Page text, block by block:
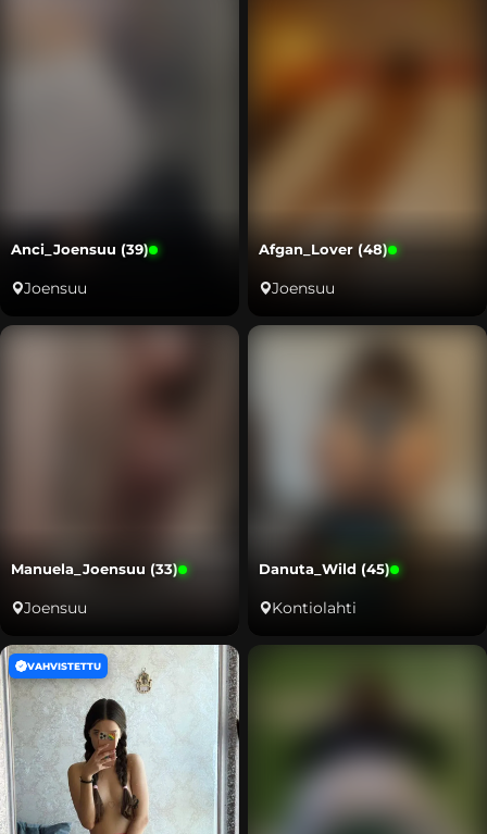
Anci_Joensuu (39)
Joensuu
Afgan_Lover (48)
Joensuu
Manuela_Joensuu (33)
Joensuu
Danuta_Wild (45)
Kontiolahti
VAHVISTETTU